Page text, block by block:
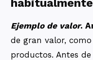
Ejemplo de valor.
de gran valor,
productos. Antes